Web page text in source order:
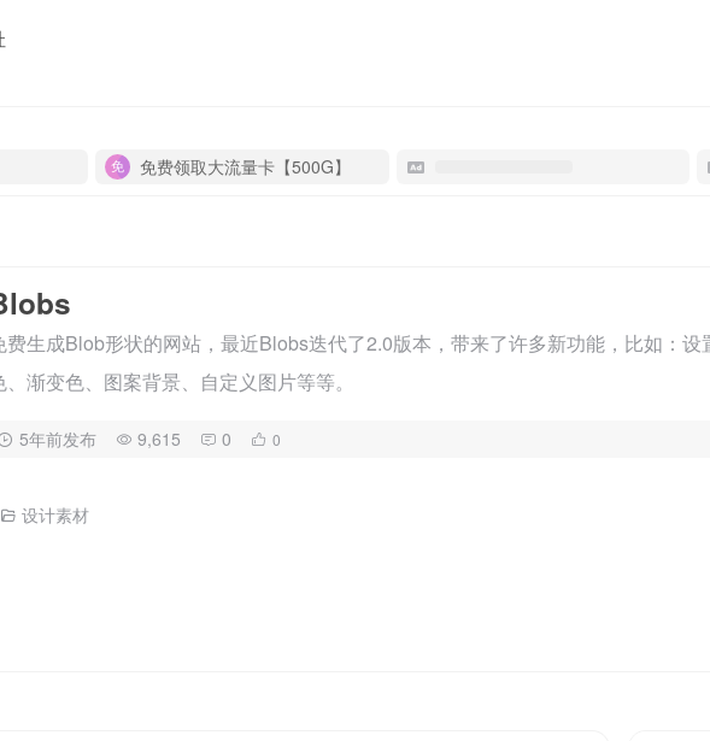
免费领取大流量卡【500G】
费生成Blob形状的网站，最近Blobs迭代了2.0版本，带来了许多新功能，比如：设
、渐变色、图案背景、自定义图片等等。
5年前发布 9,615 0 0
设计素材